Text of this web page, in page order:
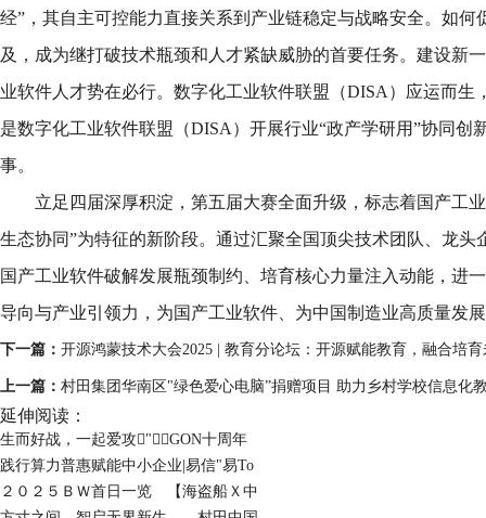
经”，其自主可控能力直接关系到产业链稳定与战略安全。如何
及，成为继打破技术瓶颈和人才紧缺威胁的首要任务。建设新
业软件人才势在必行。数字化工业软件联盟（DISA）应运而生
是数字化工业软件联盟（DISA）开展行业“政产学研用”协同创
事。
立足四届深厚积淀，第五届大赛全面升级，标志着国产工
生态协同”为特征的新阶段。通过汇聚全国顶尖技术团队、龙头
国产工业软件破解发展瓶颈制约、培育核心力量注入动能，进
导向与产业引领力，为国产工业软件、为中国制造业高质量发
下一篇： 开源鸿蒙技术大会2025 | 教育分论坛：开源赋能教育，融合培育
上一篇： 村田集团华南区"绿色爱心电脑”捐赠项目 助力乡村学校信息化
延伸阅读：
生而好战，一起爱攻"GON十周年
践行算力普惠赋能中小企业|易信"易To
２０２５ＢＷ首日一览 【海盗船Ｘ中